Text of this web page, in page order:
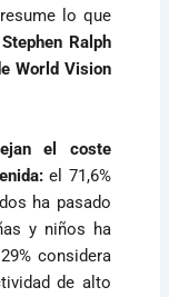
lo que
Ralph
World Vision
el coste
el 71,6%
ha pasado
y niños ha
considera
de alto